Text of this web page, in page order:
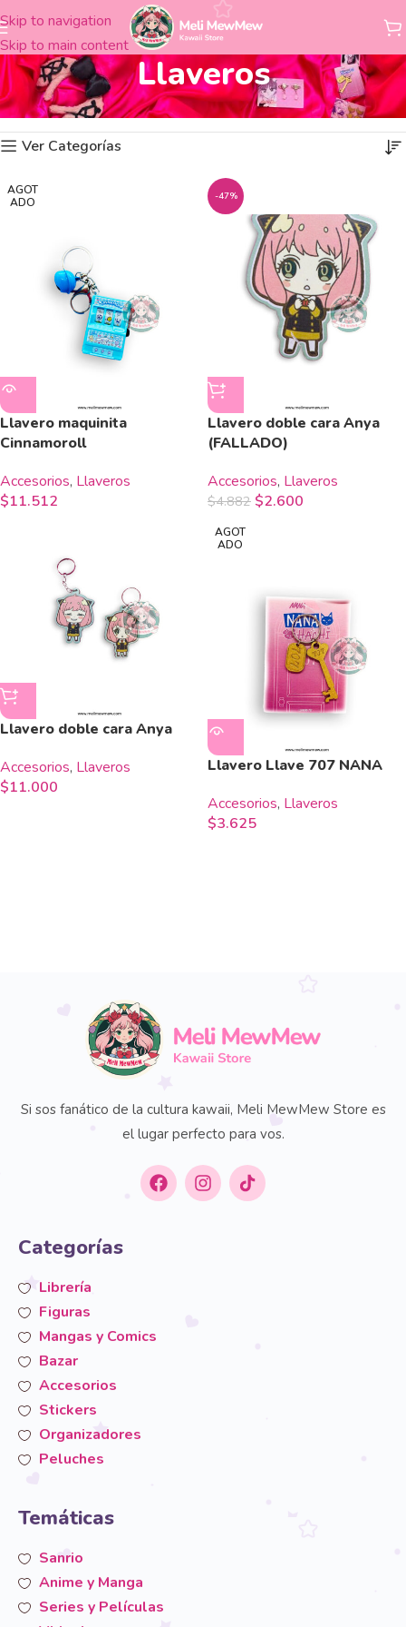
Skip to navigation
Skip to main content
Llaveros
Inicio Accesorios Llaveros Mostrando los 4 resultados
Ver Categorías
AGOT
ADO
Llavero maquinita
Cinnamoroll
Accesorios, Llaveros
$11.512
-47%
Llavero doble cara Anya
(FALLADO)
Accesorios, Llaveros
$4.882 $2.600
Llavero doble cara Anya
Accesorios, Llaveros
$11.000
AGOT
ADO
Llavero Llave 707 NANA
Accesorios, Llaveros
$3.625
Si sos fanático de la cultura kawaii, Meli MewMew Store es
el lugar perfecto para vos.
Categorías
Librería
Figuras
Mangas y Comics
Bazar
Accesorios
Stickers
Organizadores
Peluches
Temáticas
Sanrio
Anime y Manga
Series y Películas